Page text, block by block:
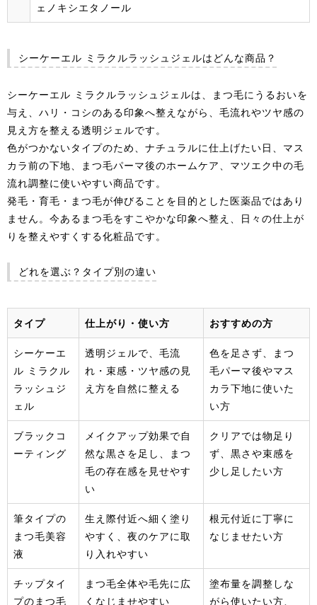
ェノキシエタノール
シーケーエル ミラクルラッシュジェルはどんな商品？
シーケーエル ミラクルラッシュジェルは、まつ毛にうるおいを
与え、ハリ・コシのある印象へ整えながら、毛流れやツヤ感の
見え方を整える透明ジェルです。
色がつかないタイプのため、ナチュラルに仕上げたい日、マス
カラ前の下地、まつ毛パーマ後のホームケア、マツエク中の毛
流れ調整に使いやすい商品です。
発毛・育毛・まつ毛が伸びることを目的とした医薬品ではあり
ません。今あるまつ毛をすこやかな印象へ整え、日々の仕上が
りを整えやすくする化粧品です。
どれを選ぶ？タイプ別の違い
タイプ 仕上がり・使い方 おすすめの方
シーケーエ
ル ミラクル
ラッシュジ
ェル
透明ジェルで、毛流
れ・束感・ツヤ感の見
え方を自然に整える
色を足さず、まつ
毛パーマ後やマス
カラ下地に使いた
い方
ブラックコ
ーティング
メイクアップ効果で自
然な黒さを足し、まつ
毛の存在感を見せやす
い
クリアでは物足り
ず、黒さや束感を
少し足したい方
筆タイプの
まつ毛美容
液
生え際付近へ細く塗り
やすく、夜のケアに取
り入れやすい
根元付近に丁寧に
なじませたい方
チップタイ
プのまつ毛
まつ毛全体や毛先に広
くなじませやすい
塗布量を調整しな
がら使いたい方、